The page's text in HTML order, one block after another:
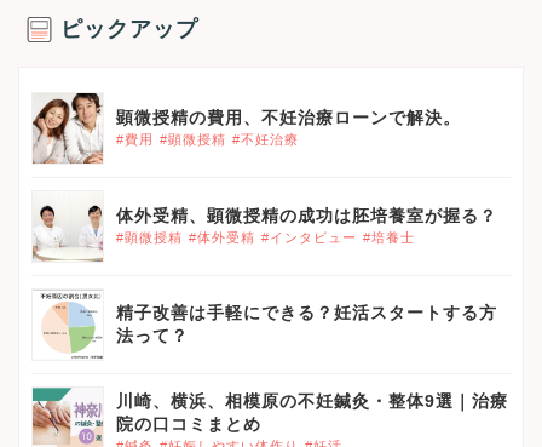
ピックアップ
顕微授精の費用、不妊治療ローンで解決。
#費用 #顕微授精 #不妊治療
体外受精、顕微授精の成功は胚培養室が握る？
#顕微授精 #体外受精 #インタビュー #培養士
精子改善は手軽にできる？妊活スタートする方
法って？
川崎、横浜、相模原の不妊鍼灸・整体9選｜治療
院の口コミまとめ